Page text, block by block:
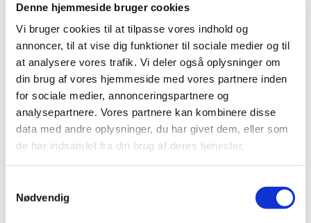
Denne hjemmeside bruger cookies
Vi bruger cookies til at tilpasse vores indhold og
annoncer, til at vise dig funktioner til sociale medier og til
at analysere vores trafik. Vi deler også oplysninger om
din brug af vores hjemmeside med vores partnere inden
for sociale medier, annonceringspartnere og
analysepartnere. Vores partnere kan kombinere disse
data med andre oplysninger, du har givet dem, eller som
de har indsamlet fra din brug af deres tjenester.
Nødvendig
Ledig bevilling til Ribe Apotek
|1. februar 2018|
Bevillingen til at drive Ribe Apotek er ledig pr. 1. oktober
2018. Ribe Apotek er beliggende i postnummer 6760.
Ledig bevilling til Galten Apotek
|1. februar 2018|
Bevillingen til at drive Galten Apotek er ledig pr. 1. juli
2018. Galten Apotek er beliggende i postnummer 8464.
Storbritannien til Danmark